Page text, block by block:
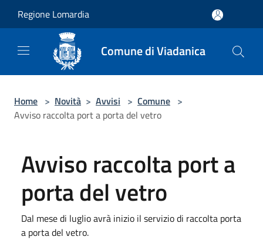
Regione Lomardia
Comune di Viadanica
Home > Novità > Avvisi > Comune >
Avviso raccolta port a porta del vetro
Avviso raccolta port a
porta del vetro
Dal mese di luglio avrà inizio il servizio di raccolta porta
a porta del vetro.